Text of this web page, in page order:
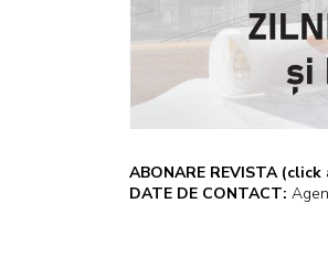
ABONARE REVISTA (click
DATE DE CONTACT: